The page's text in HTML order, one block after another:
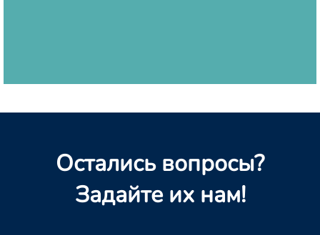
Остались вопросы?
Задайте их нам!